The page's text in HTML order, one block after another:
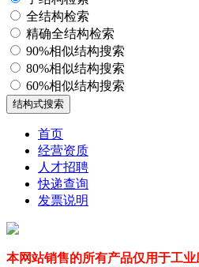
全结构检索
精确全结构检索
90%相似结构搜索
80%相似结构搜索
60%相似结构搜索
首页
经营资质
人才招聘
快递查询
发票说明
本网站销售的所有产品仅用于工